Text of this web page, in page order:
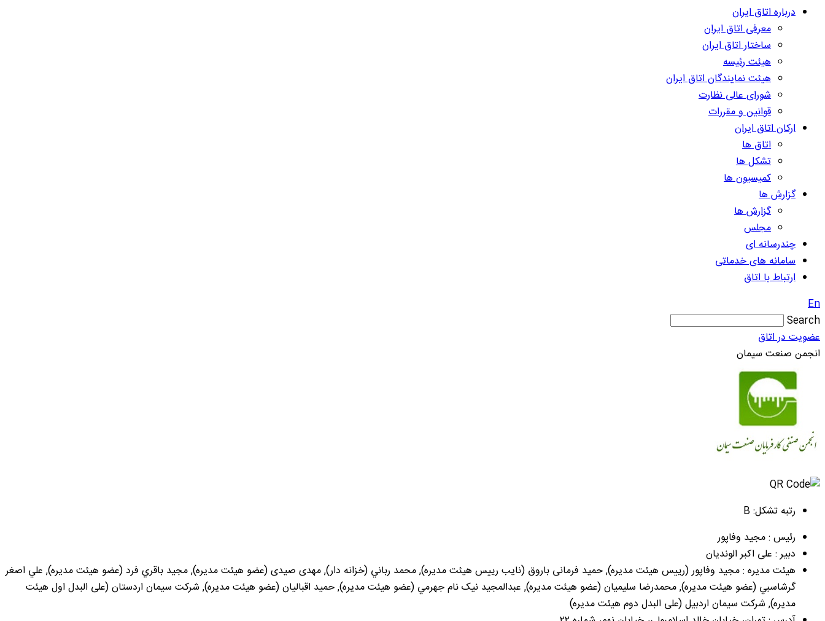
درباره اتاق ایران
معرفی اتاق ایران
ساختار اتاق ایران
هیئت رئیسه
هیئت نمایندگان اتاق ایران
شورای عالی نظارت
قوانین و مقررات
ارکان اتاق ایران
اتاق ها
تشکل ها
کمیسیون ها
گزارش ها
گزارش ها
مجلس
چندرسانه ای
سامانه های خدماتی
ارتباط با اتاق
En
Search
عضویت در اتاق
انجمن صنعت سیمان
رتبه تشکل: B
رئیس : مجید وفاپور
دبیر : علی اکبر الوندیان
هیئت مدیره : مجيد وفاپور (رییس هیئت مدیره), حمید فرمانی باروق (نایب رییس هیئت مدیره), محمد رباني (خزانه دار), مهدی صیدی (عضو هیئت مدیره), مجيد باقري فرد (عضو هیئت مدیره), علي اصغر
گرشاسبي (عضو هیئت مدیره), محمدرضا سلیمیان (عضو هیئت مدیره), عبدالمجيد نيک نام جهرمي (عضو هیئت مدیره), حميد اقباليان (عضو هیئت مدیره), شرکت سیمان اردستان (علی البدل اول هیئت
مدیره), شرکت سیمان اردبیل (علی البدل دوم هیئت مدیره)